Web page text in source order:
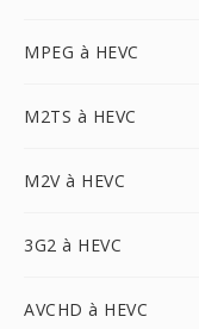
MPEG à HEVC
M2TS à HEVC
M2V à HEVC
3G2 à HEVC
AVCHD à HEVC